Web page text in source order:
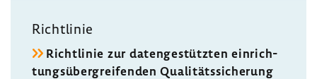
Richt­linie
Richt­linie zur daten­ge­stützten einrich­
tungs­über­grei­fenden Quali­täts­si­che­rung